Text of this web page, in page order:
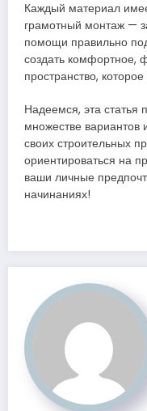
Каждый материал
грамотный монтаж —
помощи правильно
создать комфортное,
пространство,
Надеемся, эта статья
множестве вариантов
своих строительных
ориентироваться на
ваши личные
начинаниях!